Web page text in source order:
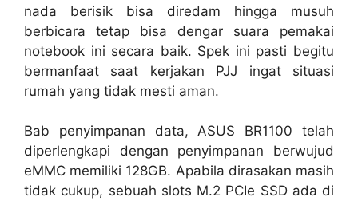
nada berisik bisa diredam hingga musuh
berbicara tetap bisa dengar suara pemakai
notebook ini secara baik. Spek ini pasti begitu
bermanfaat saat kerjakan PJJ ingat situasi
rumah yang tidak mesti aman.
Bab penyimpanan data, ASUS BR1100 telah
diperlengkapi dengan penyimpanan berwujud
eMMC memiliki 128GB. Apabila dirasakan masih
tidak cukup, sebuah slots M.2 PCIe SSD ada di